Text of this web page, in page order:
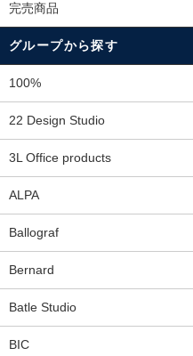
完売商品
グループから探す
100%
22 Design Studio
3L Office products
ALPA
Ballograf
Bernard
Batle Studio
BIC